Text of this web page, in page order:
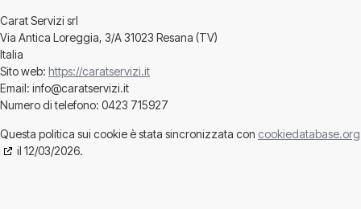
Carat Servizi srl
Via Antica Loreggia, 3/A 31023 Resana (TV)
Italia
Sito web: https://caratservizi.it
Email: info@caratservizi.it
Numero di telefono: 0423 715927
Questa politica sui cookie è stata sincronizzata con cookiedatabase.org
il 12/03/2026.